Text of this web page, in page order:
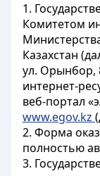
1.
Комитетом
Казахстан
ул. Орынбор,
интернет-
веб-портал
www.egov.kz
2. Форма
полностью
3.